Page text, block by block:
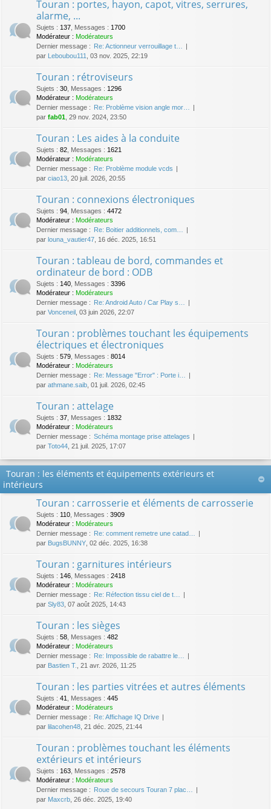
Touran : portes, hayon, capot, vitres, serrures,
alarme, ...
Sujets : 137 Messages : 1700
Modérateur : Modérateurs
Dernier message : Re: Actionneur verrouillage t…
par Leboubou111 , 03 nov. 2025, 22:19
Touran : rétroviseurs
Sujets : 30 Messages : 1296
Modérateur : Modérateurs
Dernier message : Re: Problème vision angle mor…
par fab01 , 29 nov. 2024, 23:50
Touran : Les aides à la conduite
Sujets : 82 Messages : 1621
Modérateur : Modérateurs
Dernier message : Re: Problème module vcds
par ciao13 , 20 juil. 2026, 20:55
Touran : connexions électroniques
Sujets : 94 Messages : 4472
Modérateur : Modérateurs
Dernier message : Re: Boitier additionnels, com…
par louna_vautier47 , 16 déc. 2025, 16:51
Touran : tableau de bord, commandes et
ordinateur de bord : ODB
Sujets : 140 Messages : 3396
Modérateur : Modérateurs
Dernier message : Re: Android Auto / Car Play s…
par Vonceneil , 03 juin 2026, 22:07
Touran : problèmes touchant les équipements
électriques et électroniques
Sujets : 579 Messages : 8014
Modérateur : Modérateurs
Dernier message : Re: Message "Error" : Porte i…
par athmane.saib , 01 juil. 2026, 02:45
Touran : attelage
Sujets : 37 Messages : 1832
Modérateur : Modérateurs
Dernier message : Schéma montage prise attelages
par Toto44 , 21 juil. 2025, 17:07
Touran : les éléments et équipements extérieurs et
intérieurs
Touran : carrosserie et éléments de carrosserie
Sujets : 110 Messages : 3909
Modérateur : Modérateurs
Dernier message : Re: comment remetre une catad…
par BugsBUNNY , 02 déc. 2025, 16:38
Touran : garnitures intérieurs
Sujets : 146 Messages : 2418
Modérateur : Modérateurs
Dernier message : Re: Réfection tissu ciel de t…
par Sly83 , 07 août 2025, 14:43
Touran : les sièges
Sujets : 58 Messages : 482
Modérateur : Modérateurs
Dernier message : Re: Impossible de rabattre le…
par Bastien T. , 21 avr. 2026, 11:25
Touran : les parties vitrées et autres éléments
Sujets : 41 Messages : 445
Modérateur : Modérateurs
Dernier message : Re: Affichage IQ Drive
par lilacohen48 , 21 déc. 2025, 21:44
Touran : problèmes touchant les éléments
extérieurs et intérieurs
Sujets : 163 Messages : 2578
Modérateur : Modérateurs
Dernier message : Roue de secours Touran 7 plac…
par Maxcrb , 26 déc. 2025, 19:40